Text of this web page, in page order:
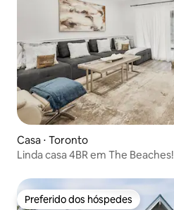
Casa ⋅ Toronto
Linda casa 4BR em The Beaches!
Preferido dos hóspedes
Preferido dos hóspedes